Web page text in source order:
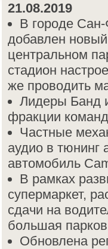
21.08.2019
В городе
добавлен
центральном
стадион
же проводить
Лидеры Банд
фракции
Частные
аудио в тюнинг
автомобиль
В рамках
супермаркет,
сдачи на
большая
Обновлена